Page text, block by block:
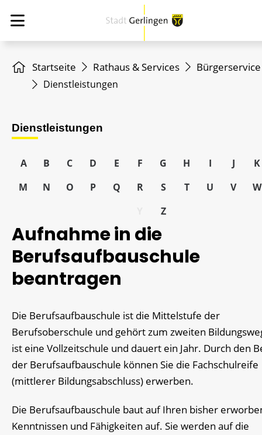
Startseite Rathaus & Services Bürgerservice
Dienstleistungen
Dienstleistungen
A B C D E F G H I J
K
M
N O P Q R S T U V
W
Z
Aufnahme in die
Berufsaufbauschule
beantragen
Die Berufsaufbauschule ist die Mittelstufe der
Berufsoberschule und gehört zum zweiten
ist eine Vollzeitschule und dauert ein Jahr. Durch den
der Berufsaufbauschule können Sie die Fachschulreife
(mittlerer Bildungsabschluss) erwerben.
Die Berufsaufbauschule baut auf Ihren bisher
Kenntnissen und Fähigkeiten auf. Sie werden auf die